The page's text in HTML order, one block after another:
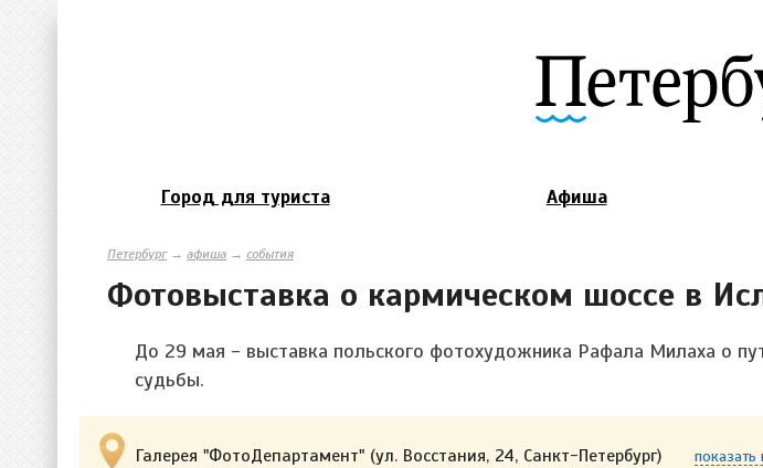
Город для туриста Афиша
Петербург→ афиша → события
Фотовыставка о кармическом шоссе в
До 29 мая - выставка польского фотохудожника Рафала Милаха о
судьбы.
Галерея "ФотоДепартамент" (ул. Восстания, 24, Санкт-Петербург) показать